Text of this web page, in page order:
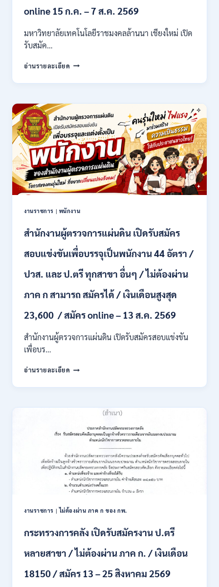
–
/
ผ่าน
ก
กพ.
สมัคร
ONLINE
17
–
28
สิงหาคม
2569
online 15 ก.ค. – 7 ส.ค. 2569
มหาวิทยาลัยเทคโนโลยีราชมงคลล้านนา เชียงใหม่ เปิด
รับสมัค…
อ่านรายละเอียด มหาวิทยาลัย
ราช
ล้าน
เชียงใหม่
เปิด
รับ
สมัคร
คัด
เลือก
บุคคล
เพื่อ
เป็น
ชั่วคราว
หลาย
อัตรา
/
ป.ตรี
หลาย
+
เงิน
สูงสุด
15
2569
งานราชการ | พนักงาน
สำนักงานผู้ตรวจการแผ่นดิน เปิดรับสมัคร
สอบแข่งขันเพื่อบรรจุเป็นพนักงาน 44 อัตรา /
ปวส. และ ป.ตรี ทุกสาขา อื่นๆ / ไม่ต้องผ่าน
ภาค ก สามารถ สมัครได้ / เงินเดือนสูงสุด
23,600 / สมัคร online – 13 ส.ค. 2569
สำนักงานผู้ตรวจการแผ่นดิน เปิดรับสมัครสอบแข่งขัน
เพื่อบร…
อ่านรายละเอียด สำนักงาน
ตรวจ
แผ่น
รับ
สอบ
แข่งขัน
เพื่อ
บรรจุ
เป็น
44
/
และ
ทุก
งานราชการ |ไม่ต้องผ่าน ภาค ก ของ กพ.
กระทรวงการคลัง เปิดรับสมัครงาน ป.ตรี
หลายสาขา / ไม่ต้องผ่าน ภาค ก. / เงินเดือน
18150 / สมัคร 13 – 25 สิงหาคม 2569